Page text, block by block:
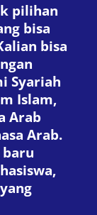
pilihan
bisa
bisa
Syariah
Islam,
Arab
Arab.
baru